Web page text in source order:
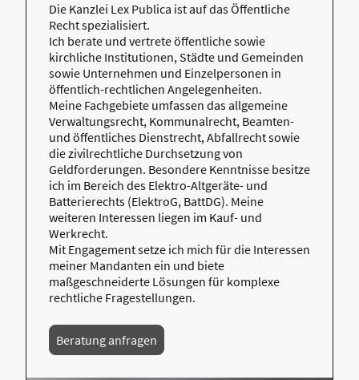
Die Kanzlei Lex Publica ist auf das Öffentliche
Recht spezialisiert.
Ich berate und vertrete öffentliche sowie
kirchliche Institutionen, Städte und Gemeinden
sowie Unternehmen und Einzelpersonen in
öffentlich-rechtlichen Angelegenheiten.
Meine Fachgebiete umfassen das allgemeine
Verwaltungsrecht, Kommunalrecht, Beamten-
und öffentliches Dienstrecht, Abfallrecht sowie
die zivilrechtliche Durchsetzung von
Geldforderungen. Besondere Kenntnisse besitze
ich im Bereich des Elektro-Altgeräte- und
Batterierechts (ElektroG, BattDG). Meine
weiteren Interessen liegen im Kauf- und
Werkrecht.
Mit Engagement setze ich mich für die Interessen
meiner Mandanten ein und biete
maßgeschneiderte Lösungen für komplexe
rechtliche Fragestellungen.
Beratung anfragen